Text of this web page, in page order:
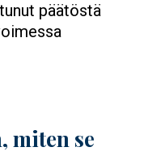
päätöstä
miten se